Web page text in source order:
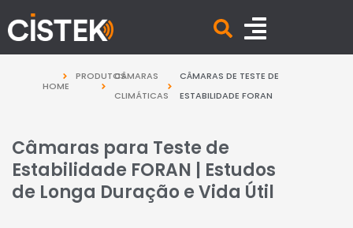
HOME
PRODUTOSCÂMARAS
CLIMÁTICAS
CÂMARAS DE TESTE DE
ESTABILIDADE FORAN
Câmaras para Teste de
Estabilidade FORAN | Estudos
de Longa Duração e Vida Útil